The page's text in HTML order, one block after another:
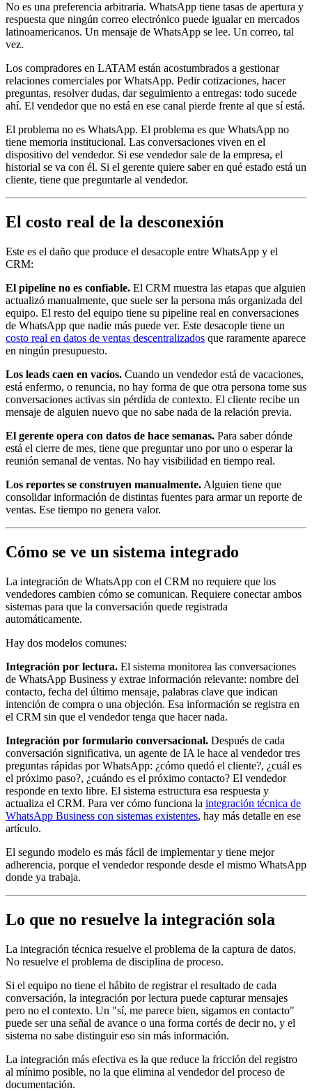
No es una preferencia arbitraria. WhatsApp tiene tasas de apertura y
respuesta que ningún correo electrónico puede igualar en mercados
latinoamericanos. Un mensaje de WhatsApp se lee. Un correo, tal
vez.
Los compradores en LATAM están acostumbrados a gestionar
relaciones comerciales por WhatsApp. Pedir cotizaciones, hacer
preguntas, resolver dudas, dar seguimiento a entregas: todo sucede
ahí. El vendedor que no está en ese canal pierde frente al que sí está.
El problema no es WhatsApp. El problema es que WhatsApp no
tiene memoria institucional. Las conversaciones viven en el
dispositivo del vendedor. Si ese vendedor sale de la empresa, el
historial se va con él. Si el gerente quiere saber en qué estado está un
cliente, tiene que preguntarle al vendedor.
El costo real de la desconexión
Este es el daño que produce el desacople entre WhatsApp y el
CRM:
El pipeline no es confiable. El CRM muestra las etapas que alguien
actualizó manualmente, que suele ser la persona más organizada del
equipo. El resto del equipo tiene su pipeline real en conversaciones
de WhatsApp que nadie más puede ver. Este desacople tiene un
costo real en datos de ventas descentralizados que raramente aparece
en ningún presupuesto.
Los leads caen en vacíos. Cuando un vendedor está de vacaciones,
está enfermo, o renuncia, no hay forma de que otra persona tome sus
conversaciones activas sin pérdida de contexto. El cliente recibe un
mensaje de alguien nuevo que no sabe nada de la relación previa.
El gerente opera con datos de hace semanas. Para saber dónde
está el cierre de mes, tiene que preguntar uno por uno o esperar la
reunión semanal de ventas. No hay visibilidad en tiempo real.
Los reportes se construyen manualmente. Alguien tiene que
consolidar información de distintas fuentes para armar un reporte de
ventas. Ese tiempo no genera valor.
Cómo se ve un sistema integrado
La integración de WhatsApp con el CRM no requiere que los
vendedores cambien cómo se comunican. Requiere conectar ambos
sistemas para que la conversación quede registrada
automáticamente.
Hay dos modelos comunes:
Integración por lectura. El sistema monitorea las conversaciones
de WhatsApp Business y extrae información relevante: nombre del
contacto, fecha del último mensaje, palabras clave que indican
intención de compra o una objeción. Esa información se registra en
el CRM sin que el vendedor tenga que hacer nada.
Integración por formulario conversacional. Después de cada
conversación significativa, un agente de IA le hace al vendedor tres
preguntas rápidas por WhatsApp: ¿cómo quedó el cliente?, ¿cuál es
el próximo paso?, ¿cuándo es el próximo contacto? El vendedor
responde en texto libre. El sistema estructura esa respuesta y
actualiza el CRM. Para ver cómo funciona la integración técnica de
WhatsApp Business con sistemas existentes, hay más detalle en ese
artículo.
El segundo modelo es más fácil de implementar y tiene mejor
adherencia, porque el vendedor responde desde el mismo WhatsApp
donde ya trabaja.
Lo que no resuelve la integración sola
La integración técnica resuelve el problema de la captura de datos.
No resuelve el problema de disciplina de proceso.
Si el equipo no tiene el hábito de registrar el resultado de cada
conversación, la integración por lectura puede capturar mensajes
pero no el contexto. Un "sí, me parece bien, sigamos en contacto"
puede ser una señal de avance o una forma cortés de decir no, y el
sistema no sabe distinguir eso sin más información.
La integración más efectiva es la que reduce la fricción del registro
al mínimo posible, no la que elimina al vendedor del proceso de
documentación.